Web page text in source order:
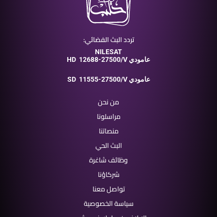
تردد البث الفضائي:
NILESAT
HD
12688-27500/V عامودي
SD 11555-27500/V عامودي
من نحن
مراسلونا
منصاتنا
البث الحي
وظائف شاغرة
شركاؤنا
تواصل معنا
سياسة الخصوصية